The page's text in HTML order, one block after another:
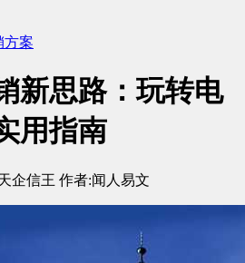
方案
新思路：玩转电
用指南
企信王 作者:闻人易文